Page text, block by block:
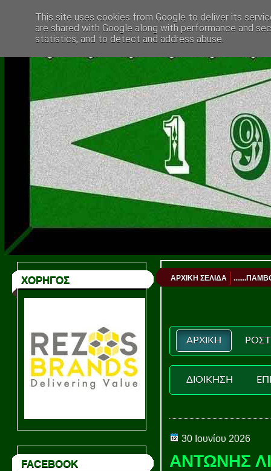
ΧΟΡΗΓΟΣ
FACEBOOK
ΑΡΧΙΚΗ ΣΕΛΙΔΑ
ΑΡΧΙΚΗ
ΔΙΟΙΚΗΣΗ
30 Ιουνίου 2026
ΑΝΤΩΝΗΣ
This site uses cookies from Google to deliver its
are shared with Google along with performance and
statistics, and to detect and address abuse.